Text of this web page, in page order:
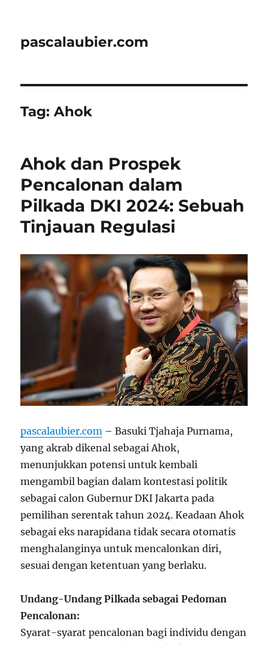
pascalaubier.com
Tag:Ahok
Ahok dan Prospek
Pencalonan dalam
Pilkada DKI 2024: Sebuah
Tinjauan Regulasi
pascalaubier.com – Basuki Tjahaja Purnama,
yang akrab dikenal sebagai Ahok,
menunjukkan potensi untuk kembali
mengambil bagian dalam kontestasi politik
sebagai calon Gubernur DKI Jakarta pada
pemilihan serentak tahun 2024. Keadaan Ahok
sebagai eks narapidana tidak secara otomatis
menghalanginya untuk mencalonkan diri,
sesuai dengan ketentuan yang berlaku.
Undang-Undang Pilkada sebagai Pedoman
Pencalonan:
Syarat-syarat pencalonan bagi individu dengan